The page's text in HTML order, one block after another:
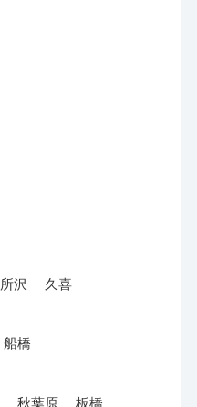
所沢 久喜
船橋
秋葉原 板橋